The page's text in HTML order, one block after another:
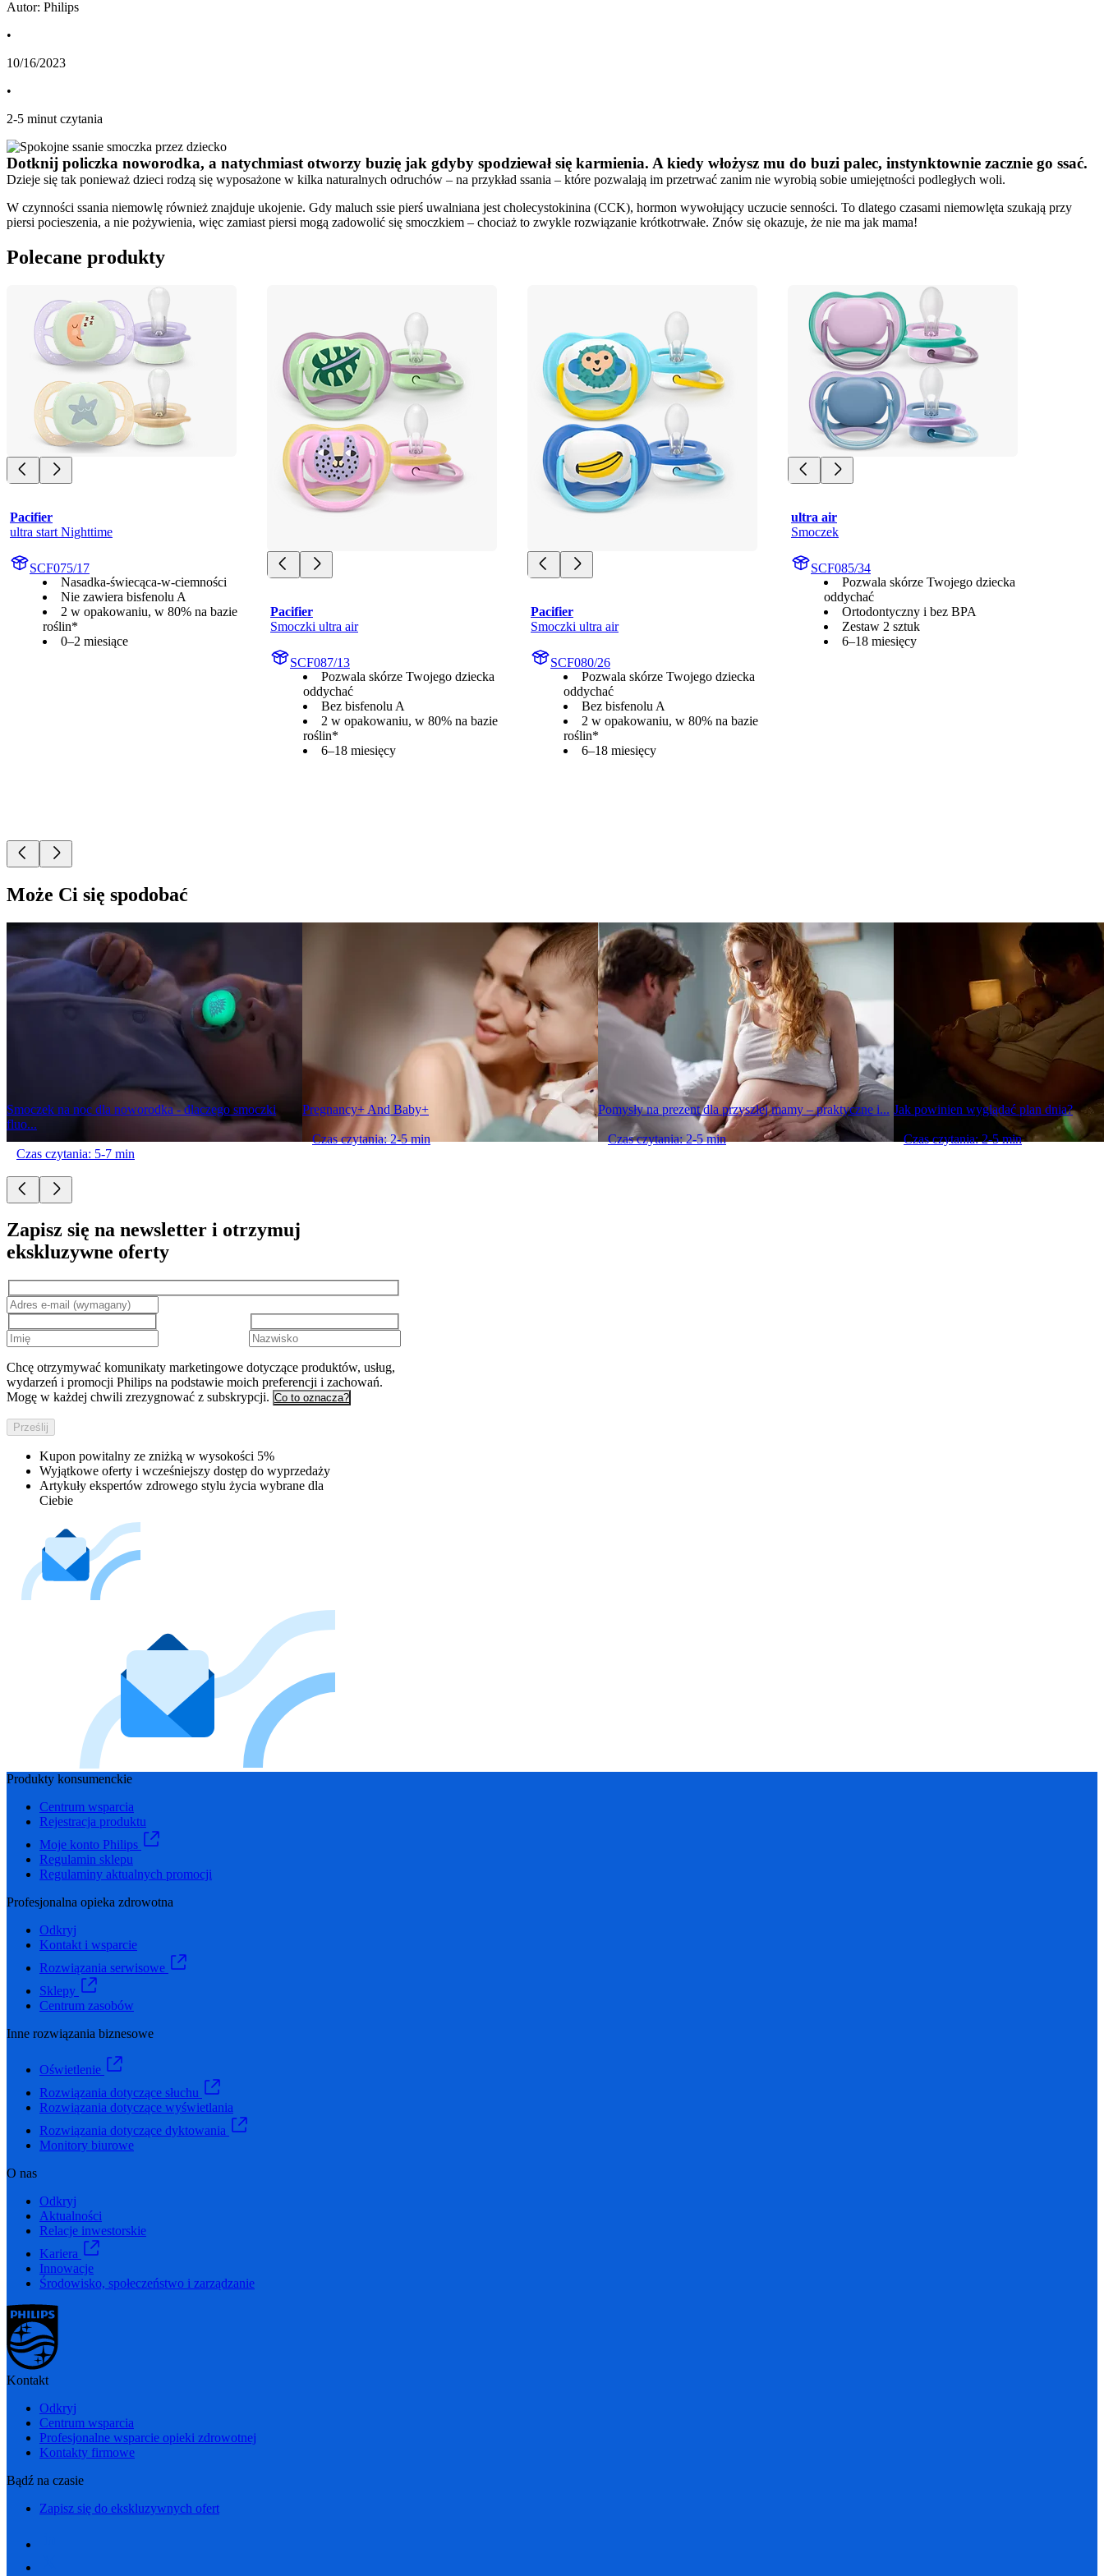
Autor: Philips
•
10/16/2023
•
2-5 minut czytania
Dotknij policzka noworodka, a natychmiast otworzy buzię jak gdyby spodziewał się karmienia. A kiedy włożysz mu do buzi palec, instynktownie zacznie go ssać.
Dzieje się tak ponieważ dzieci rodzą się wyposażone w kilka naturalnych odruchów – na przykład ssania – które pozwalają im przetrwać zanim nie wyrobią sobie umiejętności podległych woli.
W czynności ssania niemowlę również znajduje ukojenie. Gdy maluch ssie pierś uwalniana jest cholecystokinina (CCK), hormon wywołujący uczucie senności. To dlatego czasami niemowlęta szukają przy
piersi pocieszenia, a nie pożywienia, więc zamiast piersi mogą zadowolić się smoczkiem – chociaż to zwykle rozwiązanie krótkotrwałe. Znów się okazuje, że nie ma jak mama!
Polecane produkty
Pacifier
ultra start Nighttime
SCF075/17
Nasadka-świecąca-w-ciemności
Nie zawiera bisfenolu A
2 w opakowaniu, w 80% na bazie
roślin*
0–2 miesiące
Pacifier
Smoczki ultra air
SCF087/13
Pozwala skórze Twojego dziecka
oddychać
Bez bisfenolu A
2 w opakowaniu, w 80% na bazie
roślin*
6–18 miesięcy
Pacifier
Smoczki ultra air
SCF080/26
Pozwala skórze Twojego dziecka
oddychać
Bez bisfenolu A
2 w opakowaniu, w 80% na bazie
roślin*
6–18 miesięcy
ultra air
Smoczek
SCF085/34
Pozwala skórze Twojego dziecka
oddychać
Ortodontyczny i bez BPA
Zestaw 2 sztuk
6–18 miesięcy
Może Ci się spodobać
Smoczek na noc dla noworodka - dlaczego smoczki
fluo...
Czas czytania: 5-7 min
Pregnancy+ And Baby+
Czas czytania: 2-5 min
Pomysły na prezent dla przyszłej mamy – praktyczne i...
Czas czytania: 2-5 min
Jak powinien wyglądać plan dnia?
Czas czytania: 2-5 min
Zapisz się na newsletter i otrzymuj
ekskluzywne oferty
Chcę otrzymywać komunikaty marketingowe dotyczące produktów, usług,
wydarzeń i promocji Philips na podstawie moich preferencji i zachowań.
Mogę w każdej chwili zrezygnować z subskrypcji. Co to oznacza?
Prześlij
Kupon powitalny ze zniżką w wysokości 5%
Wyjątkowe oferty i wcześniejszy dostęp do wyprzedaży
Artykuły ekspertów zdrowego stylu życia wybrane dla
Ciebie
Produkty konsumenckie
Centrum wsparcia
Rejestracja produktu
Moje konto Philips
Regulamin sklepu
Regulaminy aktualnych promocji
Profesjonalna opieka zdrowotna
Odkryj
Kontakt i wsparcie
Rozwiązania serwisowe
Sklepy
Centrum zasobów
Inne rozwiązania biznesowe
Oświetlenie
Rozwiązania dotyczące słuchu
Rozwiązania dotyczące wyświetlania
Rozwiązania dotyczące dyktowania
Monitory biurowe
O nas
Odkryj
Aktualności
Relacje inwestorskie
Kariera
Innowacje
Środowisko, społeczeństwo i zarządzanie
Kontakt
Odkryj
Centrum wsparcia
Profesjonalne wsparcie opieki zdrowotnej
Kontakty firmowe
Bądź na czasie
Zapisz się do ekskluzywnych ofert